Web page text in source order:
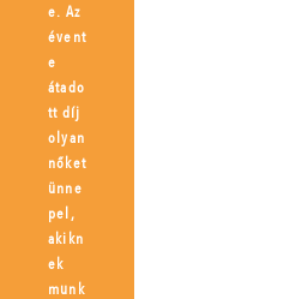
e. Az
évent
e
átado
tt díj
olyan
nőket
ünne
pel,
akikn
ek
munk